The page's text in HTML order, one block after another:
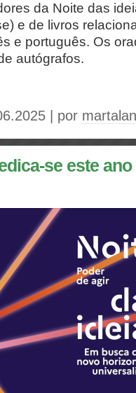
da Noite das
e de livros
e português. Os
autógrafos.
| por
se este